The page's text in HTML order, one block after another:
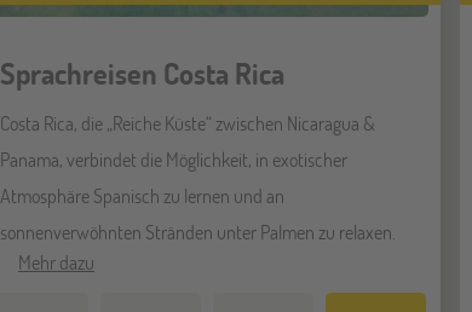
Sprachreisen Costa Rica
Costa Rica, die „Reiche Küste“ zwischen Nicaragua &
Panama, verbindet die Möglichkeit, in exotischer
Atmosphäre Spanisch zu lernen und an
sonnenverwöhnten Stränden unter Palmen zu relaxen.
Mehr dazu